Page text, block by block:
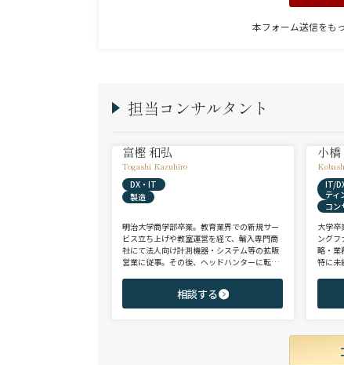
本フォーム送信をも
担当コンサルタント
富樫 和弘
Togashi Kazuhiro
DX・IT
製造
明治大学商学部卒業。教育業界での新規サー
ビス立ち上げや教室運営を経て、輸入専門商
社にて法人向け計測機器・システム等の拡販
営業に従事。その後、ヘッドハンターに転身
て当社に参画。 製造全般/プラントエンジニ
アリング/物流/SIer/SaaSまで幅広い領域、職
相談する
小
IT/
ティ
コン
大学卒
ングフ
略・業
特に未
ご志
ご提案